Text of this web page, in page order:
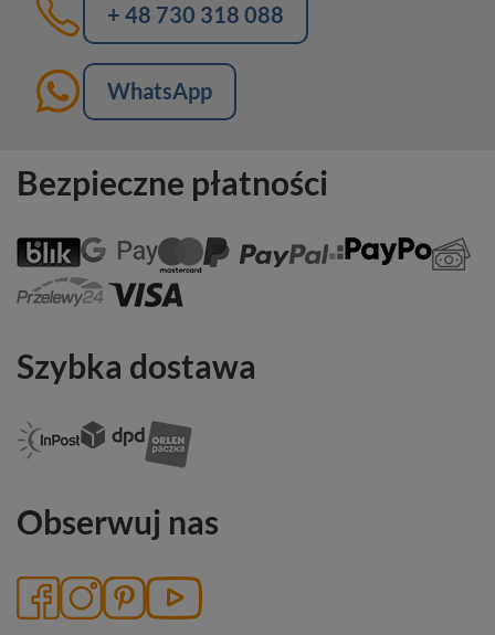
+ 48 730 318 088
WhatsApp
Bezpieczne płatności
Szybka dostawa
Obserwuj nas